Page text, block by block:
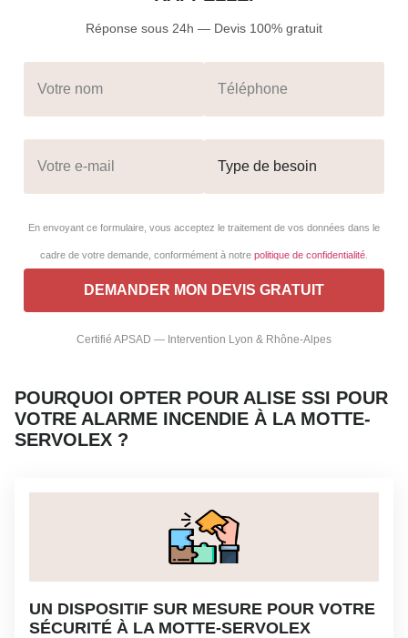
Réponse sous 24h — Devis 100% gratuit
En envoyant ce formulaire, vous acceptez le traitement de vos données dans le
cadre de votre demande, conformément à notre politique de confidentialité
Certifié APSAD — Intervention Lyon & Rhône-Alpes
POURQUOI OPTER POUR ALISE SSI POUR
VOTRE ALARME INCENDIE À LA MOTTE-
SERVOLEX ?
UN DISPOSITIF SUR MESURE POUR VOTRE
SÉCURITÉ À LA MOTTE-SERVOLEX